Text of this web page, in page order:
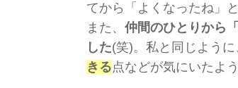
てから「よくなったね」
また、 仲間のひとりから
した(笑)。私と同じように
きる点などが気にいたよう